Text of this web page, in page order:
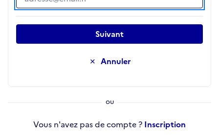
Annuler
Suivant
Vous n'avez pas de compte ? Inscription